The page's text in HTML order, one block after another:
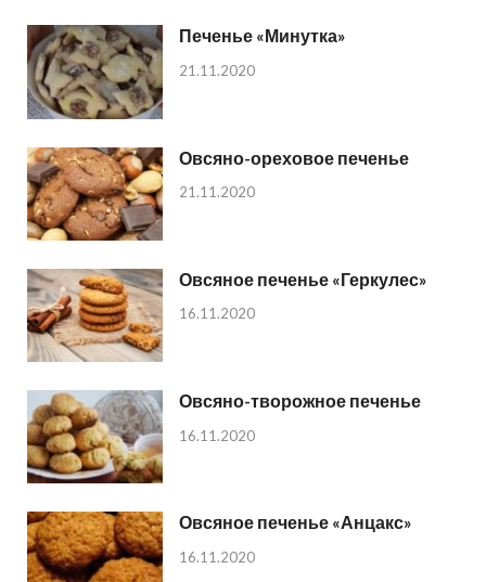
Печенье «Минутка»
21.11.2020
Овсяно-ореховое печенье
21.11.2020
Овсяное печенье «Геркулес»
16.11.2020
Овсяно-творожное печенье
16.11.2020
Овсяное печенье «Анцакс»
16.11.2020